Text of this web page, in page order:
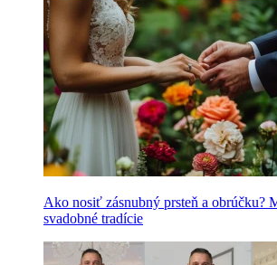
Ako nosiť zásnubný prsteň a obrúčku?
svadobné tradície